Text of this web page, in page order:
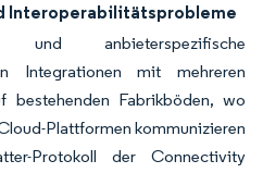
Interoperabilitätsprobleme
und anbieterspezifische
Integrationen mit mehreren
bestehenden Fabrikböden, wo
Plattformen kommunizieren
Protokoll der Connectivity